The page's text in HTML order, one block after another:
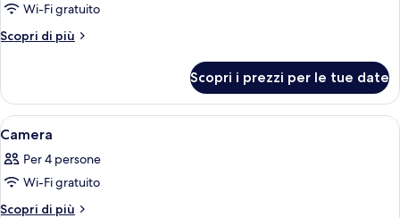
foto
per
Wi-Fi gratuito
Scopri di più
Altri
Scopri i prezzi per le tue date
Apri
tutte
le
foto
per
Una camera d'albergo con divano,
11
Camera
Per 4 persone
Wi-Fi gratuito
Scopri di più
Altri